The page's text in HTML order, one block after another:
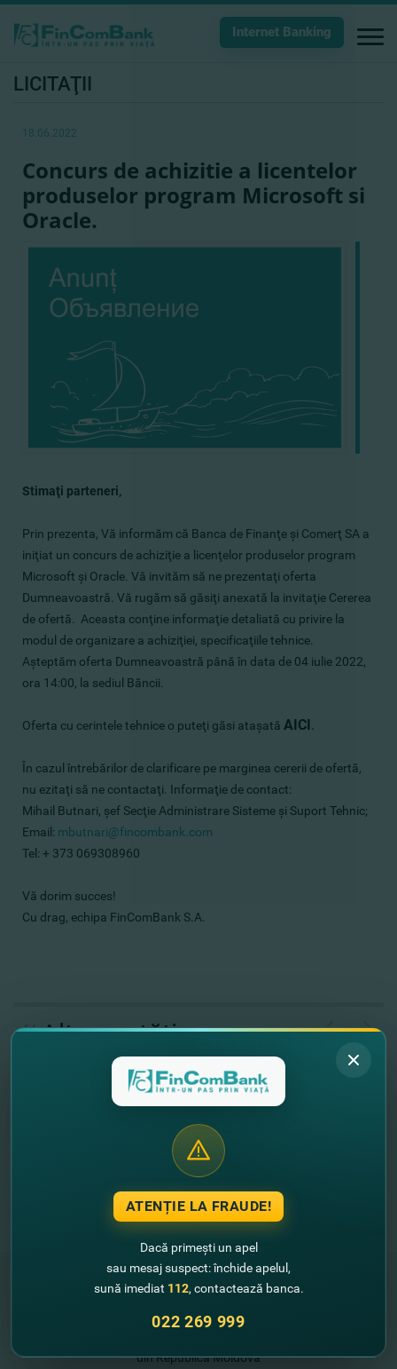
Internet Banking
LICITAŢII
18.06.2022
Concurs de achizitie a licentelor
produselor program Microsoft si
Oracle.
Stimaţi parteneri,
Prin prezenta, Vă informăm că Banca de Finanţe şi Comerţ SA a
iniţiat un concurs de achiziţie a licenţelor produselor program
Microsoft şi Oracle. Vă invităm să ne prezentaţi oferta
Dumneavoastră. Vă rugăm să găsiţi anexată la invitaţie Cererea
de ofertă. Aceasta conţine informaţie detaliată cu privire la
modul de organizare a achiziţiei, specificaţiile tehnice.
Aşteptăm oferta Dumneavoastră până în data de 04 iulie 2022,
ora 14:00, la sediul Băncii.
Oferta cu cerintele tehnice o puteţi găsi ataşată AICI.
În cazul întrebărilor de clarificare pe marginea cererii de ofertă,
nu ezitaţi să ne contactaţi. Informaţie de contact:
Mihail Butnari, şef Secţie Administrare Sisteme şi Suport Tehnic;
Email: mbutnari@fincombank.com
Tel: + 373 069308960
Vă dorim succes!
Cu drag, echipa FinComBank S.A.
// Alte noutăţi
"FinComBank" S.A. este membră a
din Republica Moldova
ATENȚIE LA FRAUDE!
Dacă primești un apel
sau mesaj suspect: închide apelul,
sună imediat 112, contactează banca.
022 269 999